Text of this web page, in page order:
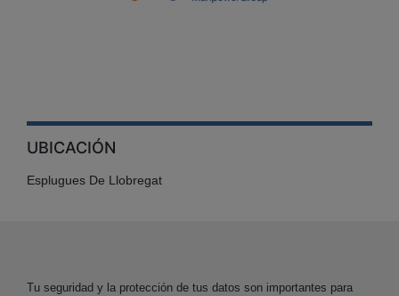
UBICACIÓN
Esplugues De Llobregat
Tu seguridad y la protección de tus datos son importantes para